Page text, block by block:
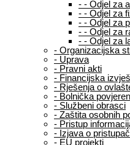
- - Odjel za
- - Odjel za
- - Odjel za
- - Odjel za
- - Odjel za
- Organizacijska
- Uprava
- Pravni akti
- Financijska
- Rješenja o
- Bolnička
- Službeni obrasci
- Zaštita osobnih
- Pristup
- Izjava o
- EU projekti